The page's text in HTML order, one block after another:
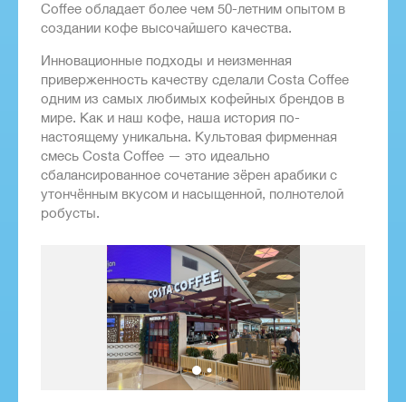
Coffee обладает более чем 50-летним опытом в
создании кофе высочайшего качества.
Инновационные подходы и неизменная
приверженность качеству сделали Costa Coffee
одним из самых любимых кофейных брендов в
мире. Как и наш кофе, наша история по-
настоящему уникальна. Культовая фирменная
смесь Costa Coffee — это идеально
сбалансированное сочетание зёрен арабики с
утончённым вкусом и насыщенной, полнотелой
робусты.